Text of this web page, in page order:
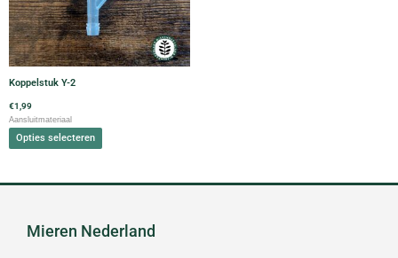
Koppelstuk Y-2
€1,99
Aansluitmateriaal
Opties selecteren
variaties.
Deze
optie
kan
productpagina
Mieren Nederland